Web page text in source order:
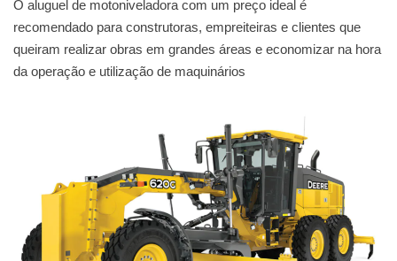
O aluguel de motoniveladora com um preço ideal é
recomendado para construtoras, empreiteiras e clientes que
queiram realizar obras em grandes áreas e economizar na hora
da operação e utilização de maquinários